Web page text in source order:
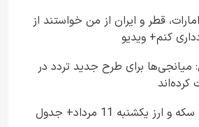
قطر و ایران از من خواستند از
کنم+ ویدیو
میانجی‌ها برای طرح جدید تردد در
کرده‌اند
یکشنبه 11 مرداد+ جدول